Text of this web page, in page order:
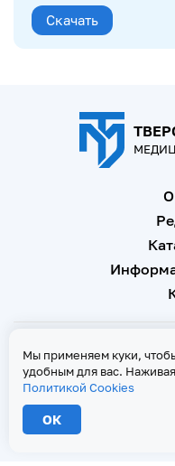
Скачать
При копировании текстов
Свидетельство о
Мы применяем куки,
удобным для вас.
Политикой Cookies
ОК